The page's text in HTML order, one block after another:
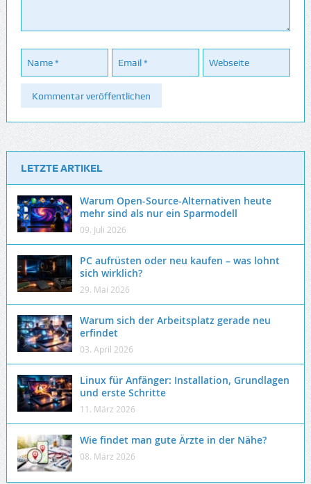
LETZTE ARTIKEL
Warum Open-Source-Alternativen heute
mehr sind als nur ein Sparmodell
09. Juli 2026
PC aufrüsten oder neu kaufen – was lohnt
sich wirklich?
29. Mai 2026
Warum sich der Arbeitsplatz gerade neu
erfindet
03. April 2026
Linux für Anfänger: Installation, Grundlagen
und erste Schritte
11. März 2026
Wie findet man gute Ärzte in der Nähe?
08. März 2026